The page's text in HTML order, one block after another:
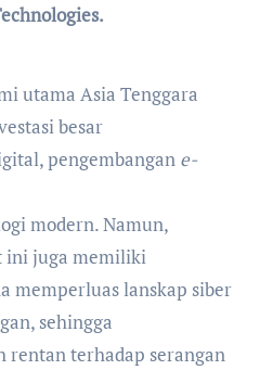
utama Asia Tenggara
besar
pengembangan e-
modern. Namun,
ini juga memiliki
memperluas lanskap siber
sehingga
rentan terhadap serangan